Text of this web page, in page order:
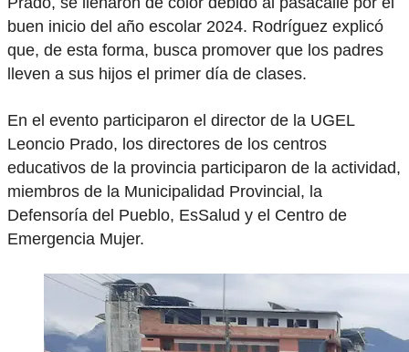
buen inicio del año escolar 2024. Rodríguez explicó
que, de esta forma, busca promover que los padres
lleven a sus hijos el primer día de clases.
En el evento participaron el director de la UGEL
Leoncio Prado, los directores de los centros
educativos de la provincia participaron de la actividad,
miembros de la Municipalidad Provincial, la
Defensoría del Pueblo, EsSalud y el Centro de
Emergencia Mujer.